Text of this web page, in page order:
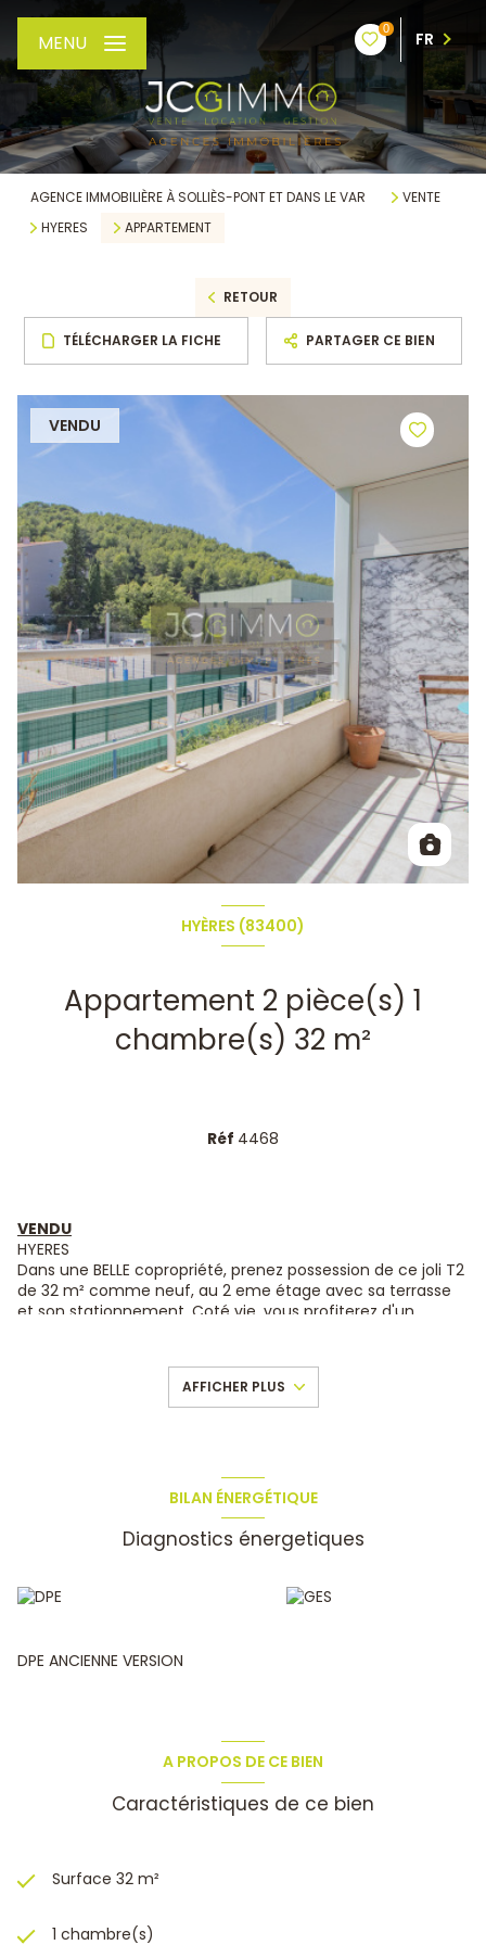
0
FR
MENU
AGENCE IMMOBILIÈRE À SOLLIÈS-PONT ET DANS LE VAR
VENTE
HYERES
APPARTEMENT
RETOUR
TÉLÉCHARGER LA FICHE PARTAGER CE BIEN
VENDU
HYÈRES (83400)
Appartement 2 pièce(s) 1
chambre(s) 32 m²
Réf 4468
VENDU
HYERES
Dans une BELLE copropriété, prenez possession de ce joli T2
de 32 m² comme neuf, au 2 eme étage avec sa terrasse
et son stationnement. Coté vie, vous profiterez d'un
d’une agréable terrasse vous permettant de déjeuner ou
dîner dehors aux beaux jours.
Le côté nuit, une belle chambre, une jolie salle d'eau avec
PVC doubles vitrage, cuisine équipée…
Vous profiterez également de tout le confort moderne.
bien entretenue avec ascenseur, Secteur
hyper recherché proche de toutes commodités, a l’entrée
AFFICHER PLUS
BILAN ÉNERGÉTIQUE
Diagnostics énergetiques
DPE ANCIENNE VERSION
A PROPOS DE CE BIEN
Caractéristiques de ce bien
Surface 32 m²
1 chambre(s)